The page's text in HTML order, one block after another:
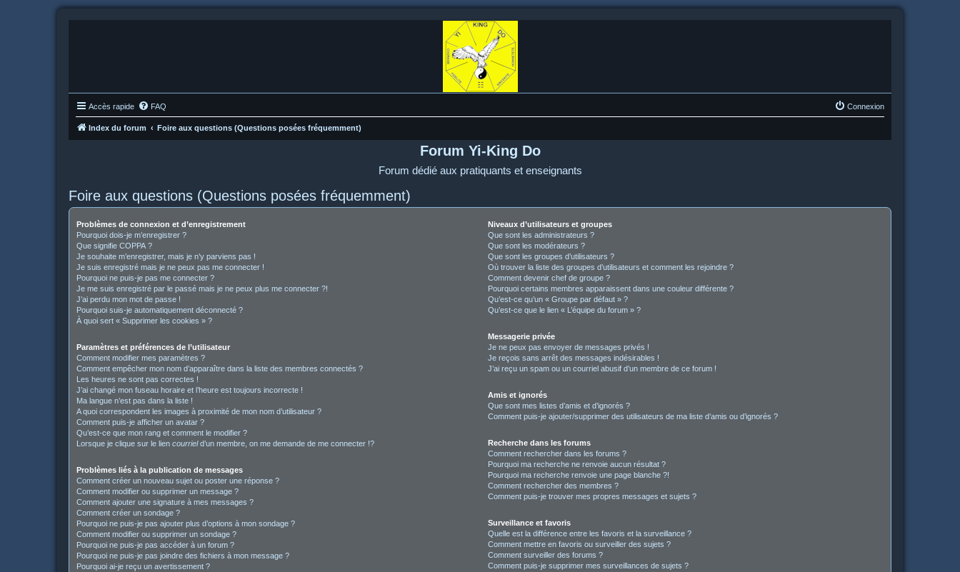
Accès rapide FAQ Connexion
Index du forum Foire aux questions (Questions posées fréquemment)
Forum Yi-King Do
Forum dédié aux pratiquants et enseignants
Foire aux questions (Questions posées fréquemment)
Problèmes de connexion et d’enregistrement
Pourquoi dois-je m’enregistrer ?
Que signifie COPPA ?
Je souhaite m’enregistrer, mais je n’y parviens pas !
Je suis enregistré mais je ne peux pas me connecter !
Pourquoi ne puis-je pas me connecter ?
Je me suis enregistré par le passé mais je ne peux plus me connecter ?!
J’ai perdu mon mot de passe !
Pourquoi suis-je automatiquement déconnecté ?
À quoi sert « Supprimer les cookies » ?
Paramètres et préférences de l’utilisateur
Comment modifier mes paramètres ?
Comment empêcher mon nom d’apparaître dans la liste des membres connectés ?
Les heures ne sont pas correctes !
J’ai changé mon fuseau horaire et l’heure est toujours incorrecte !
Ma langue n’est pas dans la liste !
A quoi correspondent les images à proximité de mon nom d’utilisateur ?
Comment puis-je afficher un avatar ?
Qu’est-ce que mon rang et comment le modifier ?
Lorsque je clique sur le lien courrield’un membre, on me demande de me connecter !?
Problèmes liés à la publication de messages
Comment créer un nouveau sujet ou poster une réponse ?
Comment modifier ou supprimer un message ?
Comment ajouter une signature à mes messages ?
Comment créer un sondage ?
Pourquoi ne puis-je pas ajouter plus d’options à mon sondage ?
Comment modifier ou supprimer un sondage ?
Pourquoi ne puis-je pas accéder à un forum ?
Pourquoi ne puis-je pas joindre des fichiers à mon message ?
Pourquoi ai-je reçu un avertissement ?
Niveaux d’utilisateurs et groupes
Que sont les administrateurs ?
Que sont les modérateurs ?
Que sont les groupes d’utilisateurs ?
Où trouver la liste des groupes d’utilisateurs et comment les rejoindre ?
Comment devenir chef de groupe ?
Pourquoi certains membres apparaissent dans une couleur différente ?
Qu’est-ce qu’un « Groupe par défaut » ?
Qu’est-ce que le lien « L’équipe du forum » ?
Messagerie privée
Je ne peux pas envoyer de messages privés !
Je reçois sans arrêt des messages indésirables !
J’ai reçu un spam ou un courriel abusif d’un membre de ce forum !
Amis et ignorés
Que sont mes listes d’amis et d’ignorés ?
Comment puis-je ajouter/supprimer des utilisateurs de ma liste d’amis ou d’ignorés ?
Recherche dans les forums
Comment rechercher dans les forums ?
Pourquoi ma recherche ne renvoie aucun résultat ?
Pourquoi ma recherche renvoie une page blanche ?!
Comment rechercher des membres ?
Comment puis-je trouver mes propres messages et sujets ?
Surveillance et favoris
Quelle est la différence entre les favoris et la surveillance ?
Comment mettre en favoris ou surveiller des sujets ?
Comment surveiller des forums ?
Comment puis-je supprimer mes surveillances de sujets ?